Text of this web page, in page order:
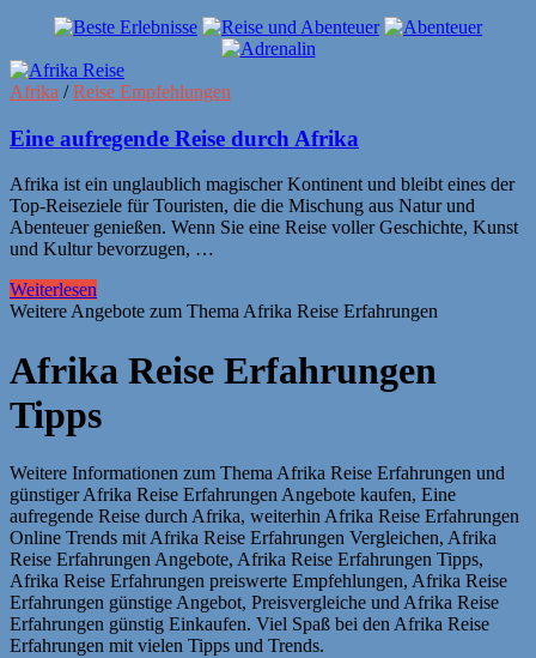
Afrika /Reise Empfehlungen
Eine aufregende Reise durch Afrika
Afrika ist ein unglaublich magischer Kontinent und bleibt eines der
Top-Reiseziele für Touristen, die die Mischung aus Natur und
Abenteuer genießen. Wenn Sie eine Reise voller Geschichte, Kunst
und Kultur bevorzugen, …
Weiterlesen
Weitere Angebote zum Thema Afrika Reise Erfahrungen
Afrika Reise Erfahrungen
Tipps
Weitere Informationen zum Thema Afrika Reise Erfahrungen und
günstiger Afrika Reise Erfahrungen Angebote kaufen, Eine
aufregende Reise durch Afrika, weiterhin Afrika Reise Erfahrungen
Online Trends mit Afrika Reise Erfahrungen Vergleichen, Afrika
Reise Erfahrungen Angebote, Afrika Reise Erfahrungen Tipps,
Afrika Reise Erfahrungen preiswerte Empfehlungen, Afrika Reise
Erfahrungen günstige Angebot, Preisvergleiche und Afrika Reise
Erfahrungen günstig Einkaufen. Viel Spaß bei den Afrika Reise
Erfahrungen mit vielen Tipps und Trends.